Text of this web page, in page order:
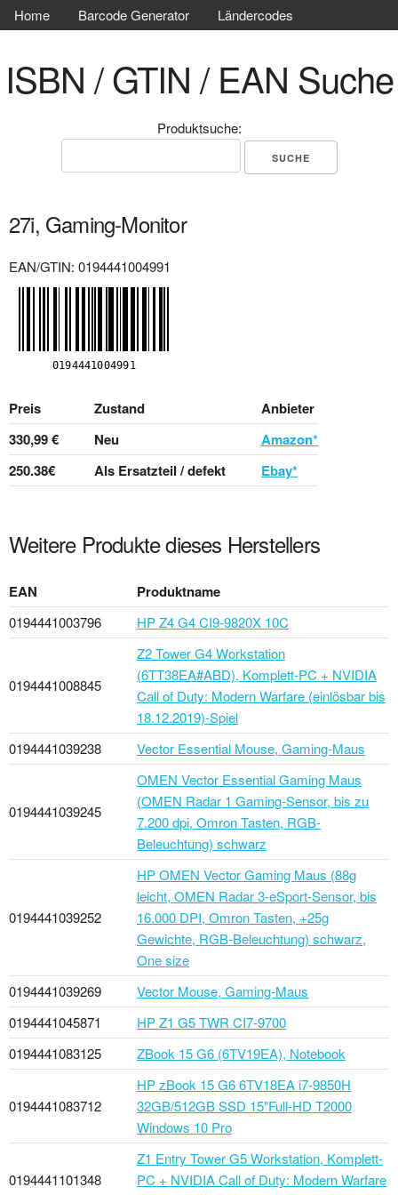
Home Barcode Generator Ländercodes
ISBN / GTIN / EAN Suche
Produktsuche:
27i, Gaming-Monitor
EAN/GTIN: 0194441004991
Preis Zustand
Anbieter
330,99 €
Neu
Amazon*
250.38€
Als Ersatzteil / defekt Ebay*
Weitere Produkte dieses Herstellers
EAN Produktname
0194441003796 HP Z4 G4 CI9-9820X 10C
0194441008845
Z2 Tower G4 Workstation
(6TT38EA#ABD), Komplett-PC + NVIDIA
Call of Duty: Modern Warfare (einlösbar bis
18.12.2019)-Spiel
0194441039238
Vector Essential Mouse, Gaming-Maus
0194441039245
OMEN Vector Essential Gaming Maus
(OMEN Radar 1 Gaming-Sensor, bis zu
7.200 dpi, Omron Tasten, RGB-
Beleuchtung) schwarz
0194441039252
HP OMEN Vector Gaming Maus (88g
leicht, OMEN Radar 3-eSport-Sensor, bis
16.000 DPI, Omron Tasten, +25g
Gewichte, RGB-Beleuchtung) schwarz,
One size
0194441039269
Vector Mouse, Gaming-Maus
0194441045871
HP Z1 G5 TWR CI7-9700
0194441083125
ZBook 15 G6 (6TV19EA), Notebook
0194441083712
HP zBook 15 G6 6TV18EA i7-9850H
32GB/512GB SSD 15"Full-HD T2000
Windows 10 Pro
0194441101348
Z1 Entry Tower G5 Workstation, Komplett-
PC + NVIDIA Call of Duty: Modern Warfare